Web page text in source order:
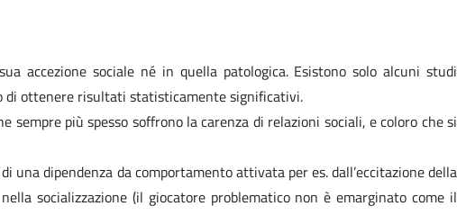
accezione sociale né in quella patologica. Esistono solo alcuni studi
di ottenere risultati statisticamente significativi.
più spesso soffrono la carenza di relazioni sociali, e coloro che si
una dipendenza da comportamento attivata per es. dall’eccitazione della
socializzazione (il giocatore problematico non è emarginato come il